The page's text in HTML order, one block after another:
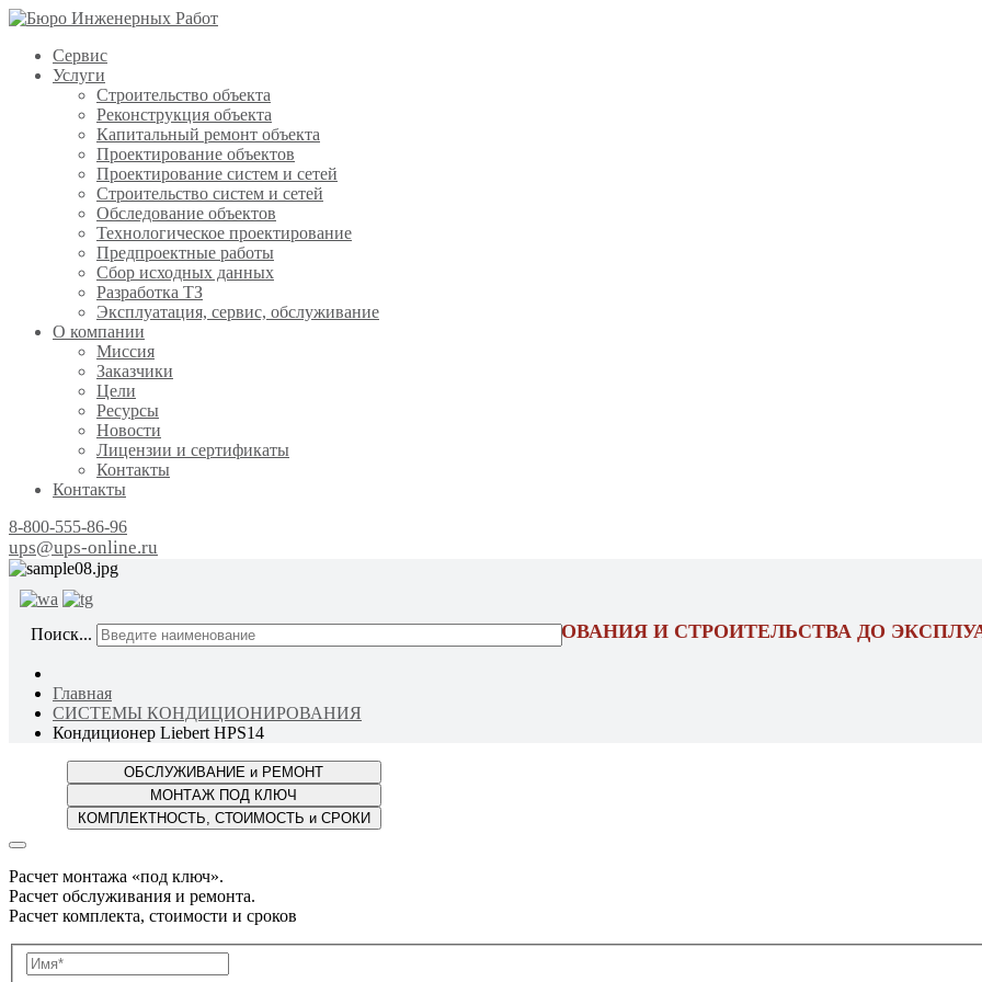
Сервис
Услуги
Строительство объекта
Реконструкция объекта
Капитальный ремонт объекта
Проектирование объектов
Проектирование систем и сетей
Строительство систем и сетей
Обследование объектов
Технологическое проектирование
Предпроектные работы
Сбор исходных данных
Разработка ТЗ
Эксплуатация, сервис, обслуживание
О компании
Миссия
Заказчики
Цели
Ресурсы
Новости
Лицензии и сертификаты
Контакты
Контакты
8-800-555-86-96
ups@ups-online.ru
ОТ ПРОЕКТИРОВАНИЯ И СТРОИТЕЛЬСТВА ДО
Поиск...
Главная
СИСТЕМЫ КОНДИЦИОНИРОВАНИЯ
Кондиционер Liebert HPS14
Расчет монтажа «под ключ».
Расчет обслуживания и ремонта.
Расчет комплекта, стоимости и сроков